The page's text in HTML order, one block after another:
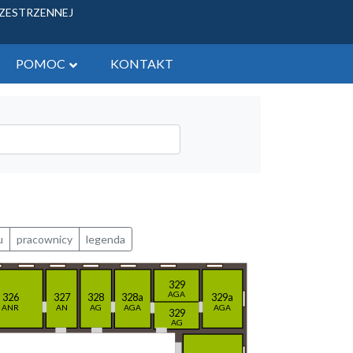
POMOC KONTAKT
pracownicy legenda
326
ANR
327
AN
328
AG
328a
AGA 329
AG
329
AGA 329a
AGA